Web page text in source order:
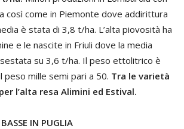
così come in Piemonte dove addirittura
è stata di 3,8 t/ha. L’alta piovosità ha
e le nascite in Friuli dove la media
su 3,6 t/ha. Il peso ettolitrico è
mille semi pari a 50. Tra le varietà
l’alta resa Alimini ed Estival.
IN PUGLIA